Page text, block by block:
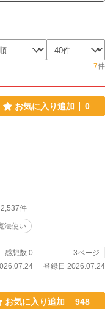
7件
お気に入り追加 0
件
法使い
感想数 0
3ページ
登録日 2026.07.24
お気に入り追加 948